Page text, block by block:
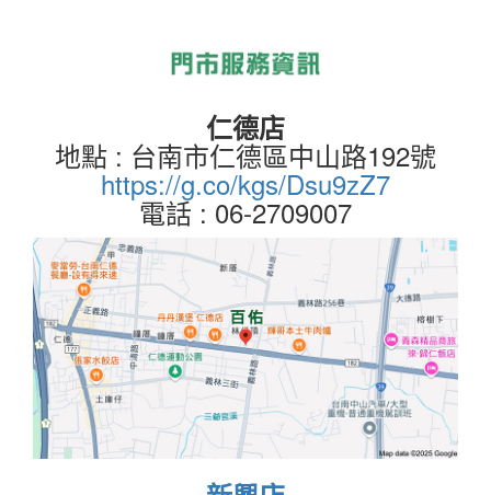
仁德店
地點 : 台南市仁德區中山路192號
https://g.co/kgs/Dsu9zZ7
電話 : 06-2709007